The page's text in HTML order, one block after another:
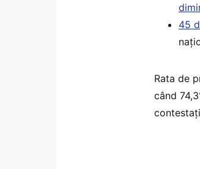
45
Rata de
când